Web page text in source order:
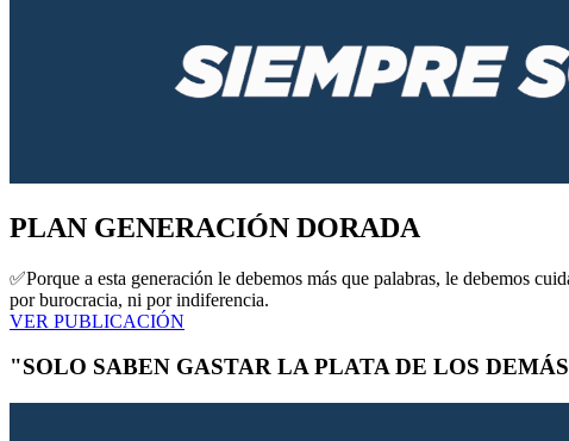
PLAN GENERACIÓN DORADA
✅️Porque a esta generación le debemos más que palabras, le debemos
por burocracia, ni por indiferencia.
VER PUBLICACIÓN
"SOLO SABEN GASTAR LA PLATA DE LOS